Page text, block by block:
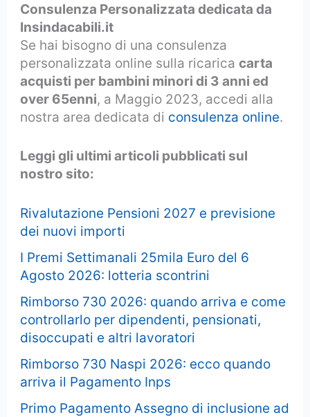
Consulenza Personalizzata dedicata da
Insindacabili.it
Se hai bisogno di una consulenza
personalizzata online sulla ricaricacarta
acquisti per bambini minori di 3 anni ed
over 65enni, a Maggio 2023, accedi alla
nostra area dedicata di consulenza online.
Leggi gli ultimi articoli pubblicati sul
nostro sito:
Rivalutazione Pensioni 2027 e previsione
dei nuovi importi
I Premi Settimanali 25mila Euro del 6
Agosto 2026: lotteria scontrini
Rimborso 730 2026: quando arriva e come
controllarlo per dipendenti, pensionati,
disoccupati e altri lavoratori
Rimborso 730 Naspi 2026: ecco quando
arriva il Pagamento Inps
Primo Pagamento Assegno di inclusione ad